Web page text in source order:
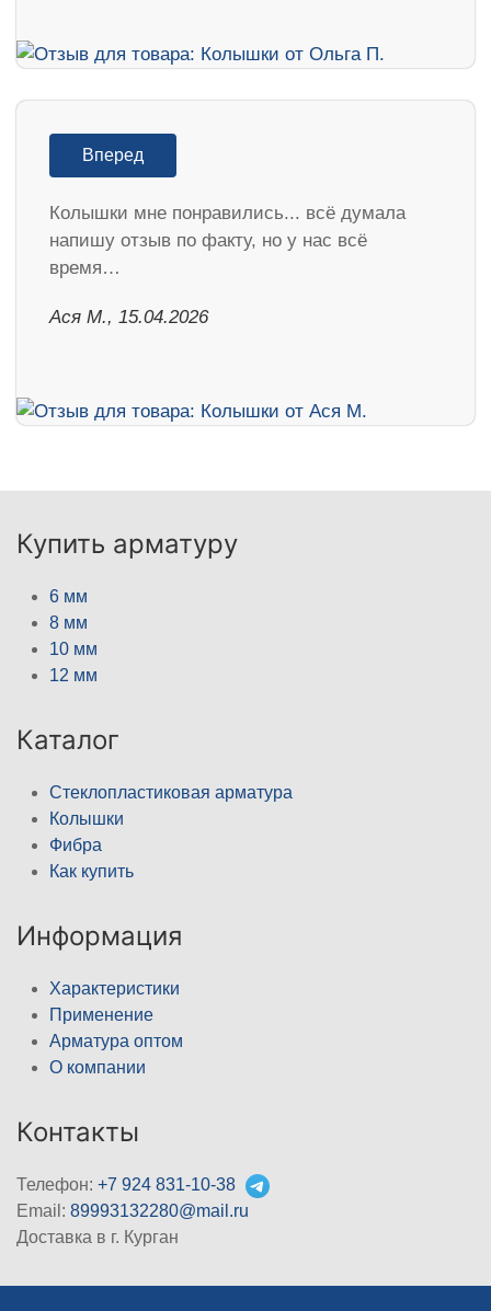
Вперед
Колышки мне понравились... всё думала
напишу отзыв по факту, но у нас всё
время…
Ася М., 15.04.2026
Купить арматуру
6 мм
8 мм
10 мм
12 мм
Каталог
Стеклопластиковая арматура
Колышки
Фибра
Как купить
Информация
Характеристики
Применение
Арматура оптом
О компании
Контакты
Телефон: +7 924 831-10-38
Email: 89993132280@mail.ru
Доставка в г. Курган